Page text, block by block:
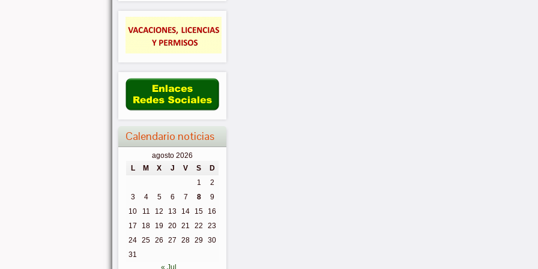
Calendario noticias
agosto 2026
L
M X J V S
D
1
2
3
4 5 6 7 8
9
10
11 12 13 14 15
16
17
18 19 20 21 22
23
24 25 26 27 28 29 30
31